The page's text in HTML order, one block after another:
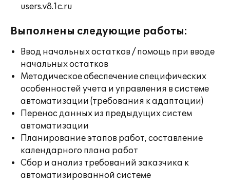
users.v8.1c.ru
Выполнены следующие работы:
Ввод начальных остатков / помощь при вводе
начальных остатков
Методическое обеспечение специфических
особенностей учета и управления в системе
автоматизации (требования к адаптации)
Перенос данных из предыдущих систем
автоматизации
Планирование этапов работ, составление
календарного плана работ
Сбор и анализ требований заказчика к
автоматизированной системе